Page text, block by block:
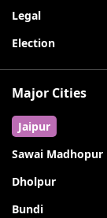
Legal
Election
Major Cities
Jaipur
Sawai Madhopur
Dholpur
Bundi